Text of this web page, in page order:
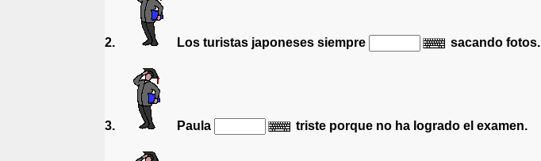
2. Los turistas japoneses siempre sacando fotos.
3. Paula triste porque no ha logrado el examen.